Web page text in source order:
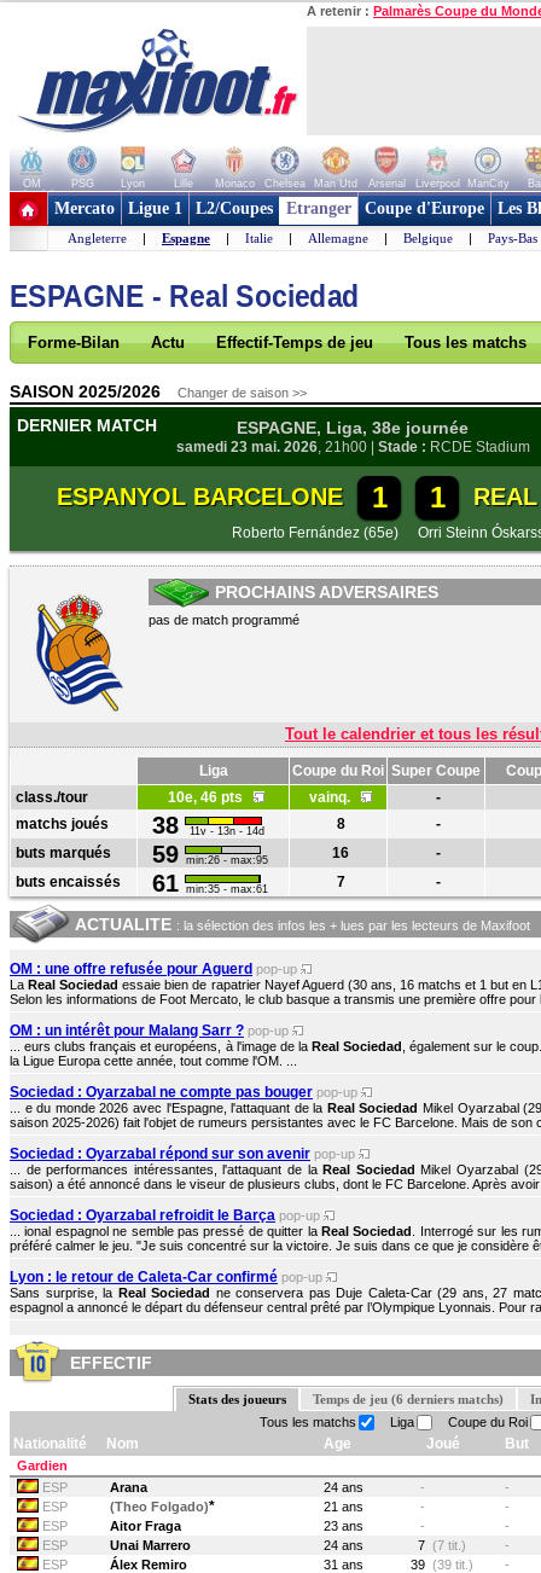
A retenir : Palmarès Coupe du
OM PSG Lyon Lille Monaco Chelsea Man Utd Arsenal Liverpool ManCity
+ de clubs
Mercato Ligue 1 L2/Coupes Etranger Coupe d'Europe Les
Angleterre | Espagne | Italie | Allemagne | Belgique | Pays-Bas
ESPAGNE - Real Sociedad
Forme-Bilan Actu Effectif-Temps de jeu Tous les matchs
SAISON 2025/2026 Changer de saison >>
DERNIER MATCH ESPAGNE, Liga, 38e journée
samedi 23 mai. 2026, 21h00 | Stade : RCDE Stadium
ESPANYOL BARCELONE 1 1
Roberto Fernández (65e) Orri Steinn
PROCHAINS ADVERSAIRES
pas de match programmé
Tout le calendrier et tous les
Liga Coupe du Roi Super Coupe
class./tour
10e, 46 pts vainq.
-
matchs joués
38 11v - 13n - 14d 8
-
buts marqués
59 min:26 - max:95 16
-
buts encaissés
61 min:35 - max:61 7 -
ACTUALITE : la sélection des infos les + lues par les lecteurs de Maxifoot
OM : une offre refusée pour Aguerd pop-up
LaReal Sociedad essaie bien de rapatrier Nayef Aguerd (30 ans, 16 matchs et 1 but en
Selon les informations de Foot Mercato, le club basque a transmis une première offre pour
OM : un intérêt pour Malang Sarr ? pop-up
... eurs clubs français et européens, à l'image de la Real Sociedad , également sur le
la Ligue Europa cette année, tout comme l'OM. ...
Sociedad : Oyarzabal ne compte pas bouger pop-up
... e du monde 2026 avec l'Espagne, l'attaquant de la Real Sociedad Mikel Oyarzabal
saison 2025-2026) fait l'objet de rumeurs persistantes avec le FC Barcelone. Mais de son
Sociedad : Oyarzabal répond sur son avenir pop-up
... de performances intéressantes, l'attaquant de laReal Sociedad Mikel Oyarzabal
saison) a été annoncé dans le viseur de plusieurs clubs, dont le FC Barcelone. Après
Sociedad : Oyarzabal refroidit le Barça pop-up
... ional espagnol ne semble pas pressé de quitter la Real Sociedad
. Interrogé sur les
préféré calmer le jeu. "Je suis concentré sur la victoire. Je suis dans ce que je considère
Lyon : le retour de Caleta-Car confirmé pop-up
Sans surprise, la Real Sociedad ne conservera pas Duje Caleta-Car (29 ans, 27
espagnol a annoncé le départ du défenseur central prêté par l’Olympique Lyonnais. Pour
EFFECTIF
Stats des joueurs Temps de jeu (6 derniers matchs)
Tous les matchs
Liga Coupe du Roi
Nationalité Nom Age Joué But
Gardien
ESP
Arana 24 ans -
-
ESP
(Theo Folgado)* 21 ans -
-
ESP
Aitor Fraga 23 ans -
-
ESP
Unai Marrero 24 ans 7 (7 tit.)
-
ESP
Álex Remiro 31 ans 39 (39 tit.)
-